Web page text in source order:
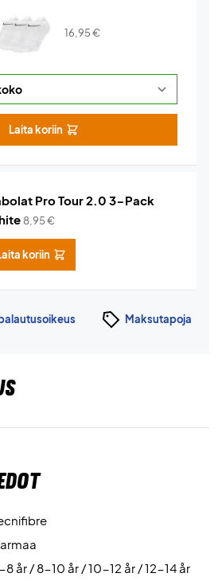
16,95€
Laita koriin
Pro Tour 2.0 3-Pack
8,95€
koriin
Maksutapoja
8 år / 8-10 år / 10-12 år / 12-14 år